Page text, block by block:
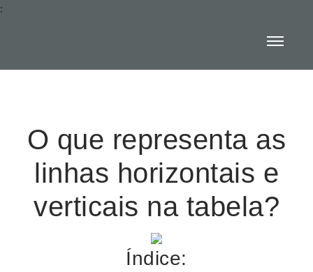
:
O que representa as
linhas horizontais e
verticais na tabela?
Índice: